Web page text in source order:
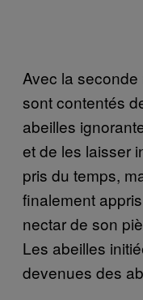
Avec la
sont contentés
abeilles
et de les laisser
pris du temps,
finalement
nectar de son
Les abeilles
devenues des